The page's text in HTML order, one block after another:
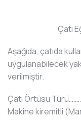
Çatı Eğimi
Aşağıda, çatıda
uygulanabilecek
verilmiştir.
Çatı Örtüsü
Makine kiremitli